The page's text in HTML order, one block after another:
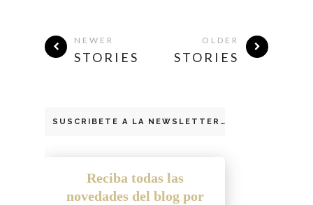
NEWER
STORIES
OLDER
STORIES
SUSCRIBETE A LA NEWSLETTER
Reciba todas las
novedades del blog por